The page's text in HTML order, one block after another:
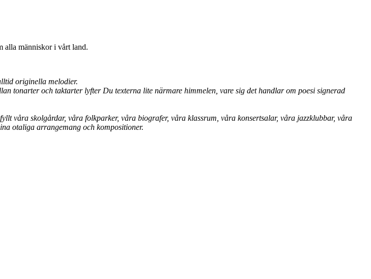
alla människor i vårt land.
originella melodier.
tonarter och taktarter lyfter Du texterna lite närmare himmelen, vare sig det handlar om poesi signerad
våra skolgårdar, våra folkparker, våra biografer, våra klassrum, våra konsertsalar, våra jazzklubbar, våra
otaliga arrangemang och kompositioner.